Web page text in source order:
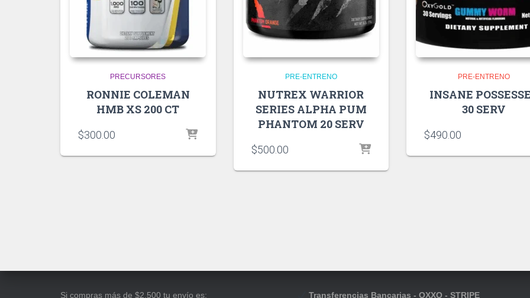
PRECURSORES
RONNIE COLEMAN
HMB XS 200 CT
$300.00
PRE-ENTRENO
NUTREX WARRIOR
SERIES ALPHA PUM
PHANTOM 20 SERV
$500.00
PRE-ENTRENO
INSANE
30 SERV
$490.00
Si compras más de $2,500 tu envío es: Transferencias Bancarias - OXXO - STRIPE